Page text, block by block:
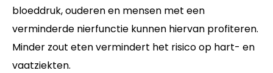
bloeddruk, ouderen en mensen met een
verminderde nierfunctie kunnen hiervan profiteren.
Minder zout eten vermindert het risico op hart- en
vaatziekten.